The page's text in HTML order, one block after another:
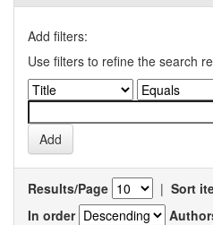
Add filters:
Use filters to refine the search
Results/Page | Sort
In order